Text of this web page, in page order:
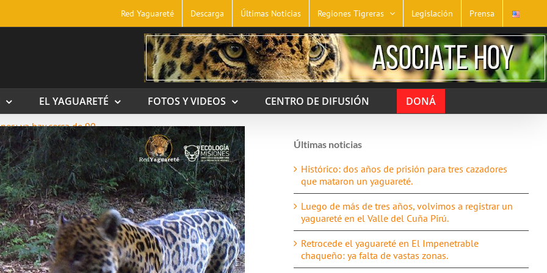
Red Yaguareté Descarga Últimas Noticias Regiones Tigreras Legislación Prensa
EL YAGUARETÉ FOTOS Y VIDEOS CENTRO DE DIFUSIÓN DONÁ
ya hay cerca de 90
Últimas noticias
Histórico: dos años de prisión para tres cazadores
que mataron un yaguareté.
Luego de más de tres años, volvimos a registrar un
yaguareté en el Valle del Cuña Pirú.
Retrocede el yaguareté en El Impenetrable
chaqueño: ya falta de vastas zonas.